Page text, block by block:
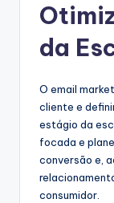
da
O email
cliente e
estágio da
focada e
conversão e,
consumidor.